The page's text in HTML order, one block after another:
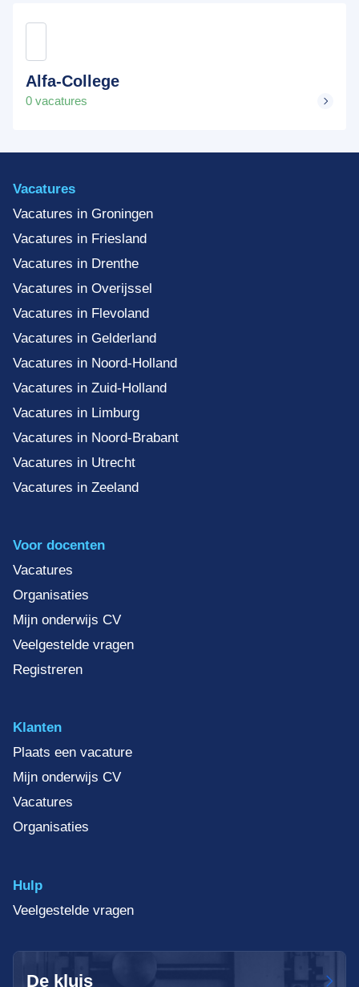
Alfa-College
0 vacatures
Vacatures
Vacatures in Groningen
Vacatures in Friesland
Vacatures in Drenthe
Vacatures in Overijssel
Vacatures in Flevoland
Vacatures in Gelderland
Vacatures in Noord-Holland
Vacatures in Zuid-Holland
Vacatures in Limburg
Vacatures in Noord-Brabant
Vacatures in Utrecht
Vacatures in Zeeland
Voor docenten
Vacatures
Organisaties
Mijn onderwijs CV
Veelgestelde vragen
Registreren
Klanten
Plaats een vacature
Mijn onderwijs CV
Vacatures
Organisaties
Hulp
Veelgestelde vragen
De kluis